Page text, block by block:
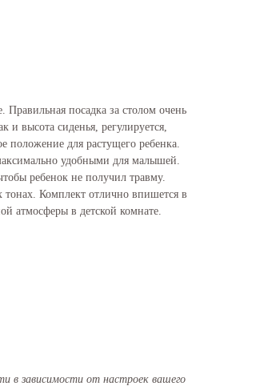
Правильная посадка за столом очень
и высота сиденья, регулируется,
положение для растущего ребенка.
удобными для малышей.
ребенок не получил травму.
Комплект отлично впишется в
атмосферы в детской комнате.
в зависимости от настроек вашего